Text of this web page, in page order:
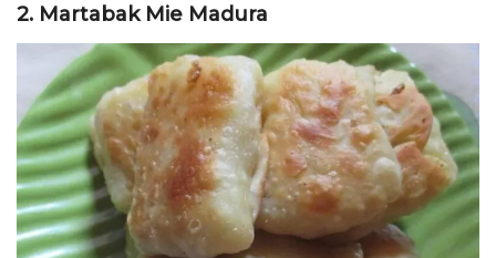
2. Martabak Mie Madura